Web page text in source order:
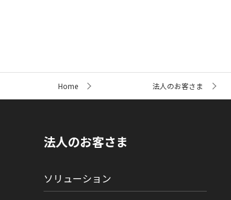
ト
Home 法人のお客さま
法人のお客さま
ソリューション